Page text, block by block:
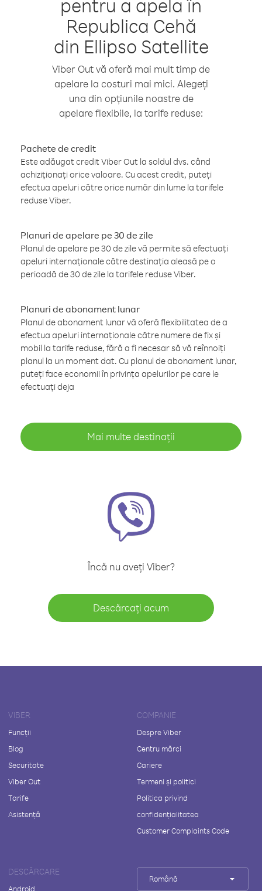
pentru a apela în
Republica Cehă
din Ellipso Satellite
Viber Out vă oferă mai mult timp de
apelare la costuri mai mici. Alegeți
una din opțiunile noastre de
apelare flexibile, la tarife reduse:
Pachete de credit
Este adăugat credit Viber Out la soldul dvs. când
achiziționați orice valoare. Cu acest credit, puteți
efectua apeluri către orice număr din lume la tarifele
reduse Viber.
Planuri de apelare pe 30 de zile
Planul de apelare pe 30 de zile vă permite să efectuați
apeluri internaționale către destinația aleasă pe o
perioadă de 30 de zile la tarifele reduse Viber.
Planuri de abonament lunar
Planul de abonament lunar vă oferă flexibilitatea de a
efectua apeluri internaționale către numere de fix și
mobil la tarife reduse, fără a fi necesar să vă reînnoiți
planul la un moment dat. Cu planul de abonament lunar,
puteți face economii în privința apelurilor pe care le
efectuați deja
Mai multe destinații
Încă nu aveți Viber?
Descărcați acum
VIBER
Funcții
Blog
Securitate
Viber Out
Tarife
Asistență
COMPANIE
Despre Viber
Centru mărci
Cariere
Termeni și politici
Politica privind
confidențialitatea
Customer Complaints Code
DESCĂRCARE
Android
Română